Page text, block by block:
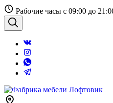
Перейти
к
содержанию
Рабочие часы с 09:00 до
Поиск